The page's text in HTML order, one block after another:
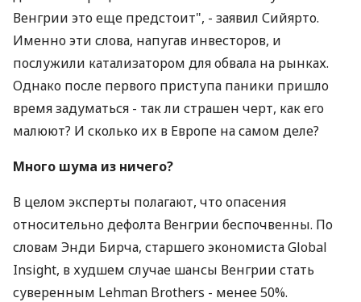
Венгрии это еще предстоит", - заявил Сийярто.
Именно эти слова, напугав инвесторов, и
послужили катализатором для обвала на рынках.
Однако после первого приступа паники пришло
время задуматься - так ли страшен черт, как его
малюют? И сколько их в Европе на самом деле?
Много шума из ничего?
В целом эксперты полагают, что опасения
относительно дефолта Венгрии беспочвенны. По
словам Энди Бирча, старшего экономиста Global
Insight, в худшем случае шансы Венгрии стать
суверенным Lehman Brothers - менее 50%.